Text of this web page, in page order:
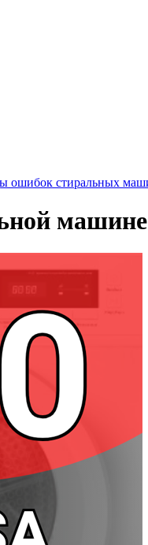
ошибок стиральных